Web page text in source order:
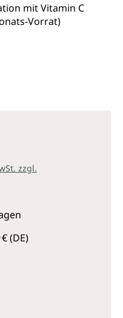
mit Vitamin C
Vorrat)
zzgl.
(DE)